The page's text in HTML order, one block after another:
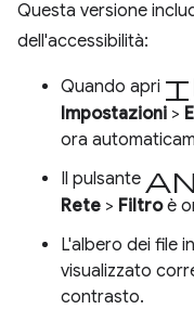
Questa versione
dell'accessibilità:
Quando apri
Impostazioni >
ora
Il pulsante
Rete > Filtroè
L'albero dei file in
visualizzato
contrasto.